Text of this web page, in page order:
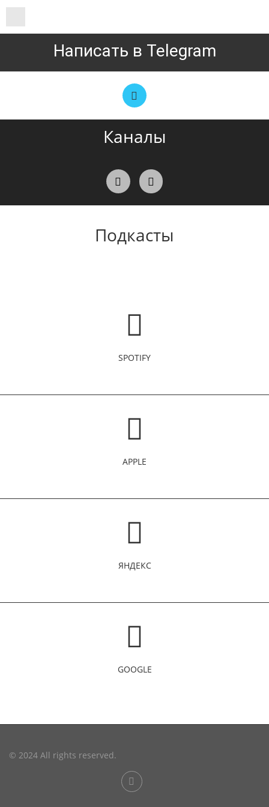
Написать в Telegram
Каналы
Подкасты
SPOTIFY
APPLE
ЯНДЕКС
GOOGLE
© 2024 All rights reserved.